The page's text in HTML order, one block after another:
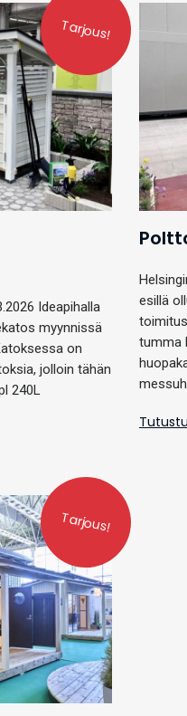
Tarjous!
Ideapihalla
myynnissä
on
jolloin tähän
240L
esillä
tumma
Tarjous!